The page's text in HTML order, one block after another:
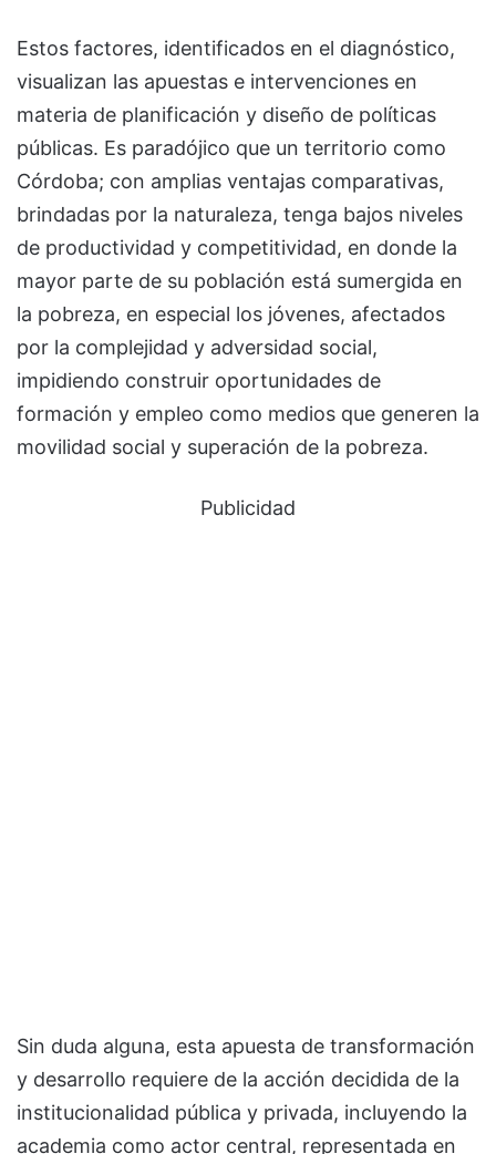
Estos factores, identificados en el diagnóstico,
visualizan las apuestas e intervenciones en
materia de planificación y diseño de políticas
públicas. Es paradójico que un territorio como
Córdoba; con amplias ventajas comparativas,
brindadas por la naturaleza, tenga bajos niveles
de productividad y competitividad, en donde la
mayor parte de su población está sumergida en
la pobreza, en especial los jóvenes, afectados
por la complejidad y adversidad social,
impidiendo construir oportunidades de
formación y empleo como medios que generen la
movilidad social y superación de la pobreza.
Publicidad
Sin duda alguna, esta apuesta de transformación
y desarrollo requiere de la acción decidida de la
institucionalidad pública y privada, incluyendo la
academia como actor central, representada en